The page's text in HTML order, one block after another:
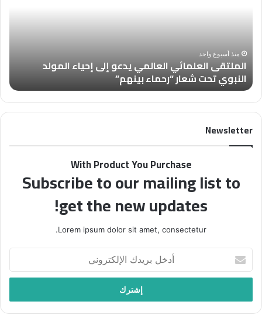
النبوي
تحت
شعار
“رحماء
بينهم”
منذ أسبوع واحد
الملتقى العلمائي العالمي يدعو إلى إحياء المولد
النبوي تحت شعار “رحماء بينهم”
Newsletter
With Product You Purchase
Subscribe to our mailing list to
get the new updates!
Lorem ipsum dolor sit amet, consectetur.
بريدك
الإلكتروني